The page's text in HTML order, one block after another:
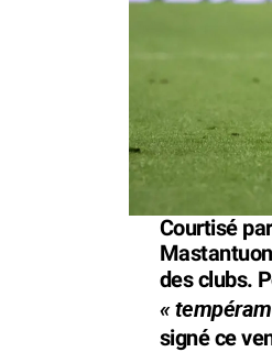
Courtisé
des clubs.
«
signé ce